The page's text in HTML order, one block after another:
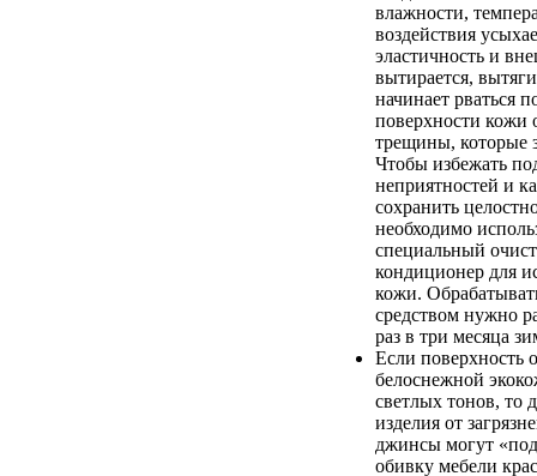
влажности,
воздействия
эластичность и
вытирается,
начинает рваться
поверхности кожи
трещины, которые
Чтобы избежать
неприятностей и
сохранить
необходимо
специальный
кондиционер для
кожи.
средством нужно
раз в три месяца
Если поверхность
белоснежной
светлых тонов, то
изделия от
джинсы могут
обивку мебели